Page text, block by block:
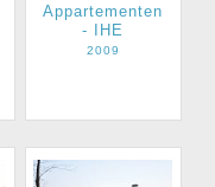
Appartementen
- IHE
2009